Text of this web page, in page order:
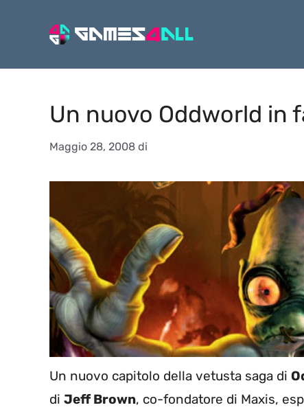
Un nuovo Oddworld in
Maggio 28, 2008 di
Un nuovo capitolo della vetusta saga di
di Jeff Brown, co-fondatore di Maxis,